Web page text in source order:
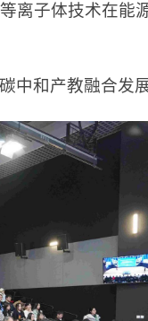
离子体技术在能
中和产教融合发